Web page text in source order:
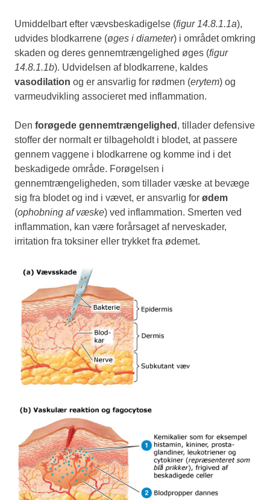
Umiddelbart efter vævsbeskadigelse (figur 14.8.1.1a),
udvides blodkarrene (øges i diameter) i området omkring
skaden og deres gennemtrængelighed øges (figur
14.8.1.1b). Udvidelsen af blodkarrene, kaldes
vasodilation og er ansvarlig for rødmen (erytem) og
varmeudvikling associeret med inflammation.
Den forøgede gennemtrængelighed , tillader defensive
stoffer der normalt er tilbageholdt i blodet, at passere
gennem vaggene i blodkarrene og komme ind i det
beskadigede område. Forøgelsen i
gennemtrængeligheden, som tillader væske at bevæge
sig fra blodet og ind i vævet, er ansvarlig for ødem
(ophobning af væske) ved inflammation. Smerten ved
inflammation, kan være forårsaget af nerveskader,
irritation fra toksiner eller trykket fra ødemet.